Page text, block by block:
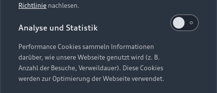
Servicekontakt
Vertrag widerrufen
Audi erleben
Newsletter
Cookie-Richtlinie
Barrierefreiheit
Hinweis: Die aktuelle Darstellung und Anordnung der
Embleme am Fahrzeug bei allen Abbildungen auf dieser
Webseite kann abweichen.
Richtlinie nachlesen.
Analyse und Statistik
Performance Cookies sammeln Informationen
darüber, wie unsere Webseite genutzt wird (z. B.
Anzahl der Besuche, Verweildauer). Diese Cookies
werden zur Optimierung der Webseite verwendet.